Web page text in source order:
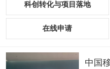
科创转化与项目落地
在线申请
中国